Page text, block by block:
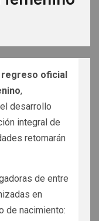
regreso oficial
,
desarrollo
integral de
retomarán
de entre
en
de nacimiento: